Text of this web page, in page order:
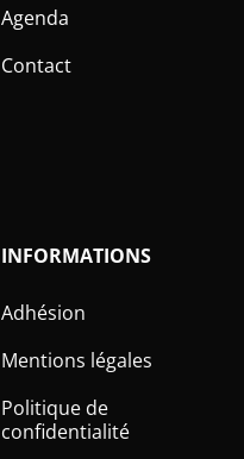
Agenda
Contact
INFORMATIONS
Adhésion
Mentions légales
Politique de
confidentialité